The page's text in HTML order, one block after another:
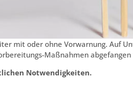
mit oder ohne Vorwarnung. Auf
Maßnahmen abgefangen
Notwendigkeiten.